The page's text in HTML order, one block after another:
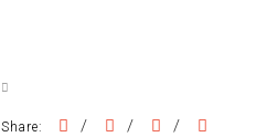
Share: / / /